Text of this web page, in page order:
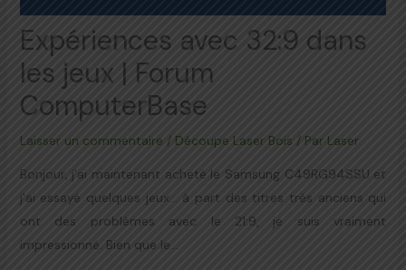
Expériences avec 32:9 dans
les jeux | Forum
ComputerBase
Laisser un commentaire / Découpe Laser Bois / Par Laser
Bonjour, j'ai maintenant acheté le Samsung C49RG94SSU et
j'ai essayé quelques jeux… à part des titres très anciens qui
ont des problèmes avec le 21:9, je suis vraiment
impressionné. Bien que le…